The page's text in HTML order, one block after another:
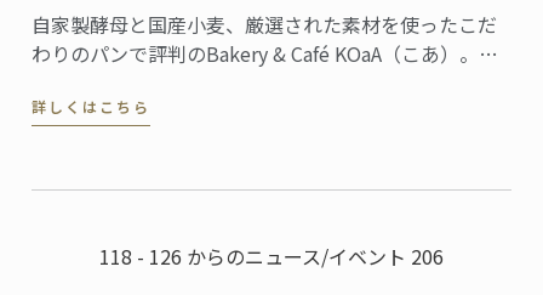
自家製酵母と国産小麦、厳選された素材を使ったこだ
わりのパンで評判のBakery & Café KOaA（こあ）。オ
パンディプロムを取得。川崎市・高津の住宅街でひと
詳しくはこちら
118 - 126 からのニュース/イベント 206